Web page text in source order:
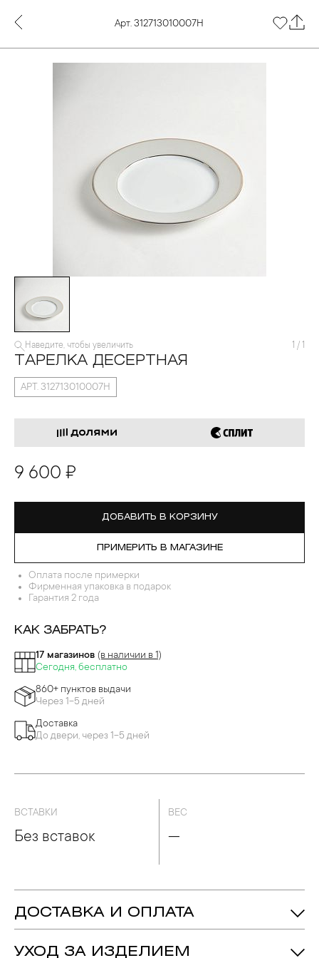
Арт. 312713010007Н
Наведите, чтобы увеличить 1 / 1
ТАРЕЛКА ДЕСЕРТНАЯ
АРТ. 312713010007Н
9 600 ₽
ДОБАВИТЬ В КОРЗИНУ
ПРИМЕРИТЬ В МАГАЗИНЕ
Оплата после примерки
Фирменная упаковка в подарок
Гарантия 2 года
КАК ЗАБРАТЬ?
17 магазинов (в наличии в 1)
Сегодня, бесплатно
860+ пунктов выдачи
Через 1-5 дней
Доставка
До двери, через 1-5 дней
ВСТАВКИ
Без вставок
ВЕС
—
ДОСТАВКА И ОПЛАТА
УХОД ЗА ИЗДЕЛИЕМ